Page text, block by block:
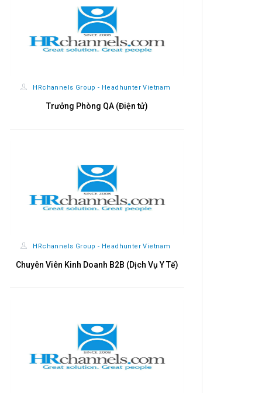
CÔNG TY CỔ PHẦN TẬP ĐOÀN THỰC PHẨM LIÊN
CÔNG TY CỔ PHẦN TẬP ĐOÀN THỰC PHẨM LIÊN
Kế toán tổng hợp